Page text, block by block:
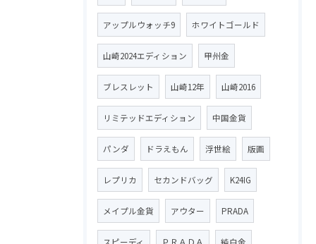
アップルウォッチ9 ホワイトゴールド
山崎2024エディション 甲州金
ブレスレット 山崎12年 山崎2016
リミテッドエディション 中国金貨
パンダ ドラえもん 浮世絵 版画
レプリカ セカンドバッグ K24IG
メイプル金貨 アウター PRADA
スピーディ ＰＲＡＤＡ 純白金